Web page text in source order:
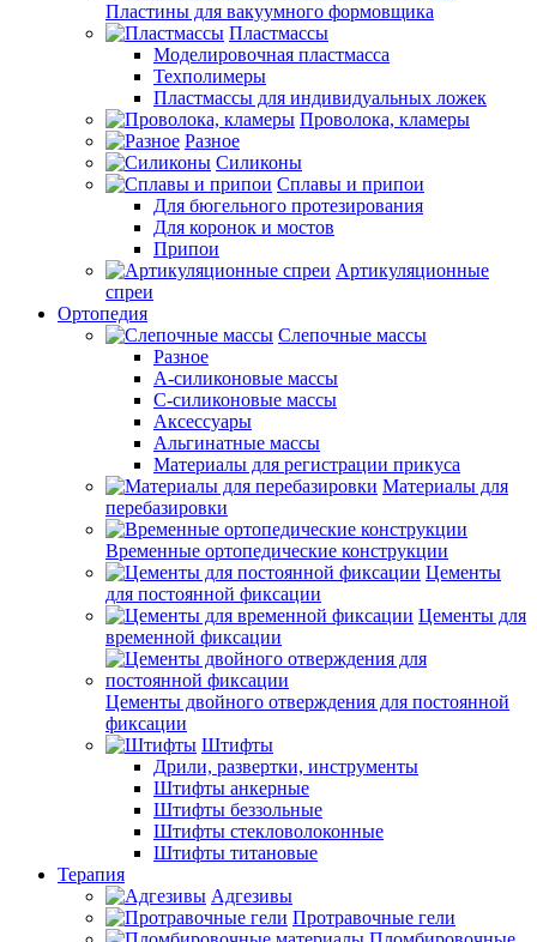
Пластины для вакуумного формовщика
Пластмассы
Моделировочная пластмасса
Техполимеры
Пластмассы для индивидуальных ложек
Проволока, кламеры
Разное
Силиконы
Сплавы и припои
Для бюгельного протезирования
Для коронок и мостов
Припои
Артикуляционные
спреи
Ортопедия
Слепочные массы
Разное
А-силиконовые массы
С-силиконовые массы
Аксессуары
Альгинатные массы
Материалы для регистрации прикуса
Материалы для
перебазировки
Временные ортопедические конструкции
Цементы
для постоянной фиксации
Цементы для
временной фиксации
Цементы двойного отверждения для постоянной
фиксации
Штифты
Дрили, развертки, инструменты
Штифты анкерные
Штифты беззольные
Штифты стекловолоконные
Штифты титановые
Терапия
Адгезивы
Протравочные гели